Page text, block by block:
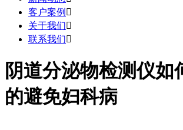
客户案例 
关于我们
联系我们
阴道分泌物检测仪如
的避免妇科病